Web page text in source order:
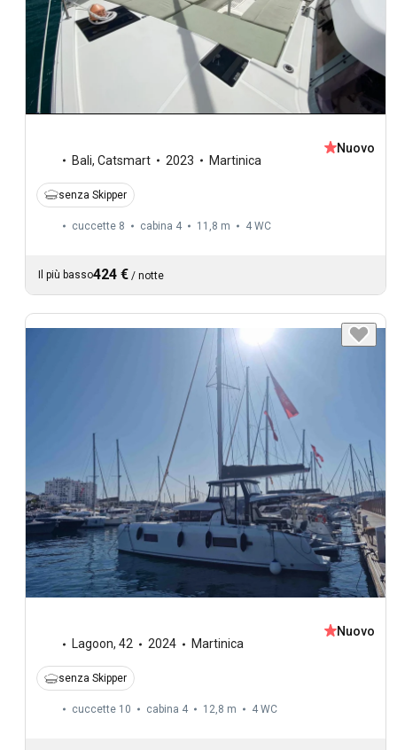
Bali, Catsmart 2023 Martinica
Nuovo
senza Skipper
cuccette 8 cabina 4 11,8 m 4 WC
Il più basso424 € / notte
Lagoon, 42 2024 Martinica
Nuovo
senza Skipper
cuccette 10 cabina 4 12,8 m 4 WC